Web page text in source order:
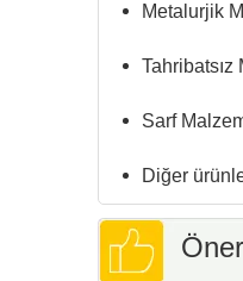
Metalurjik
Tahribatsız
Sarf
Diğer